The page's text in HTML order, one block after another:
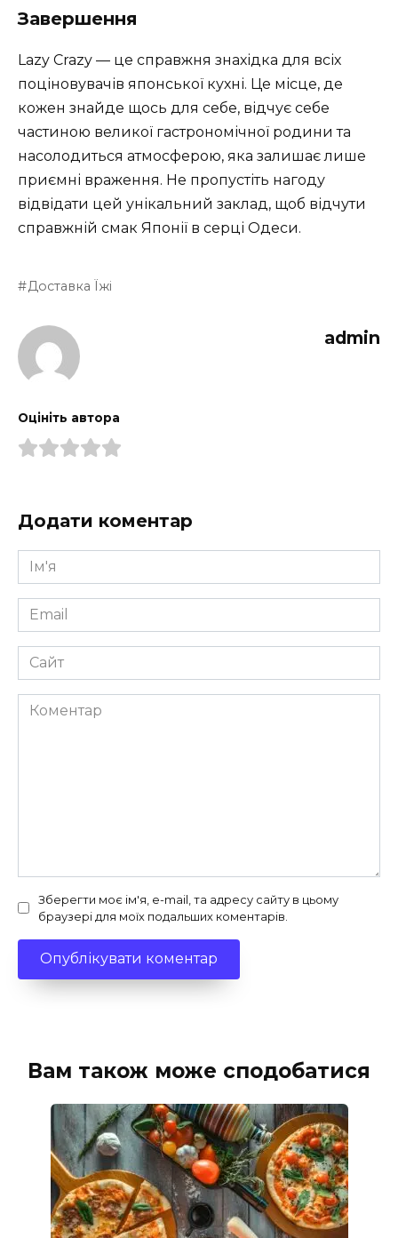
Завершення
Lazy Crazy — це справжня знахідка для всіх
поціновувачів японської кухні. Це місце, де
кожен знайде щось для себе, відчує себе
частиною великої гастрономічної родини та
насолодиться атмосферою, яка залишає лише
приємні враження. Не пропустіть нагоду
відвідати цей унікальний заклад, щоб відчути
справжній смак Японії в серці Одеси.
Доставка Їжі
admin
Оцініть автора
Додати коментар
Ім'я
*
Email
*
Сайт
Коментар
Зберегти моє ім'я, e-mail, та адресу сайту в цьому
браузері для моїх подальших коментарів.
Вам також може сподобатися